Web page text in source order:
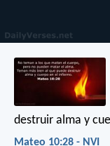
destruir alma y
Mateo 10:28 - NVI